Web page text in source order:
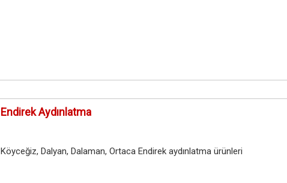
Endirek Aydınlatma
Köyceğiz, Dalyan, Dalaman, Ortaca Endirek aydınlatma ürünleri